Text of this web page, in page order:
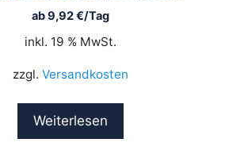
ab9,92€/Tag
inkl. 19 % MwSt.
zzgl. Versandkosten
Weiterlesen